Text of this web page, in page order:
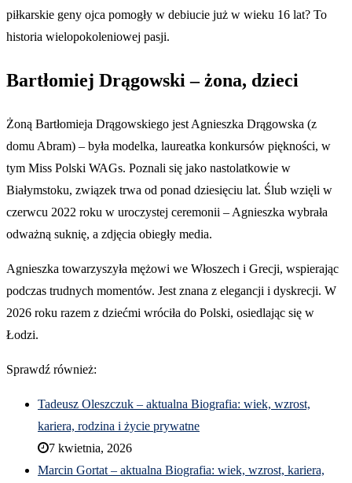
piłkarskie geny ojca pomogły w debiucie już w wieku 16 lat? To
historia wielopokoleniowej pasji.
Bartłomiej Drągowski – żona, dzieci
Żoną Bartłomieja Drągowskiego jest Agnieszka Drągowska (z
domu Abram) – była modelka, laureatka konkursów piękności, w
tym Miss Polski WAGs. Poznali się jako nastolatkowie w
Białymstoku, związek trwa od ponad dziesięciu lat. Ślub wzięli w
czerwcu 2022 roku w uroczystej ceremonii – Agnieszka wybrała
odważną suknię, a zdjęcia obiegły media.
Agnieszka towarzyszyła mężowi we Włoszech i Grecji, wspierając
podczas trudnych momentów. Jest znana z elegancji i dyskrecji. W
2026 roku razem z dziećmi wróciła do Polski, osiedlając się w
Łodzi.
Sprawdź również:
Tadeusz Oleszczuk – aktualna Biografia: wiek, wzrost,
kariera, rodzina i życie prywatne
7 kwietnia, 2026
Marcin Gortat – aktualna Biografia: wiek, wzrost, kariera,